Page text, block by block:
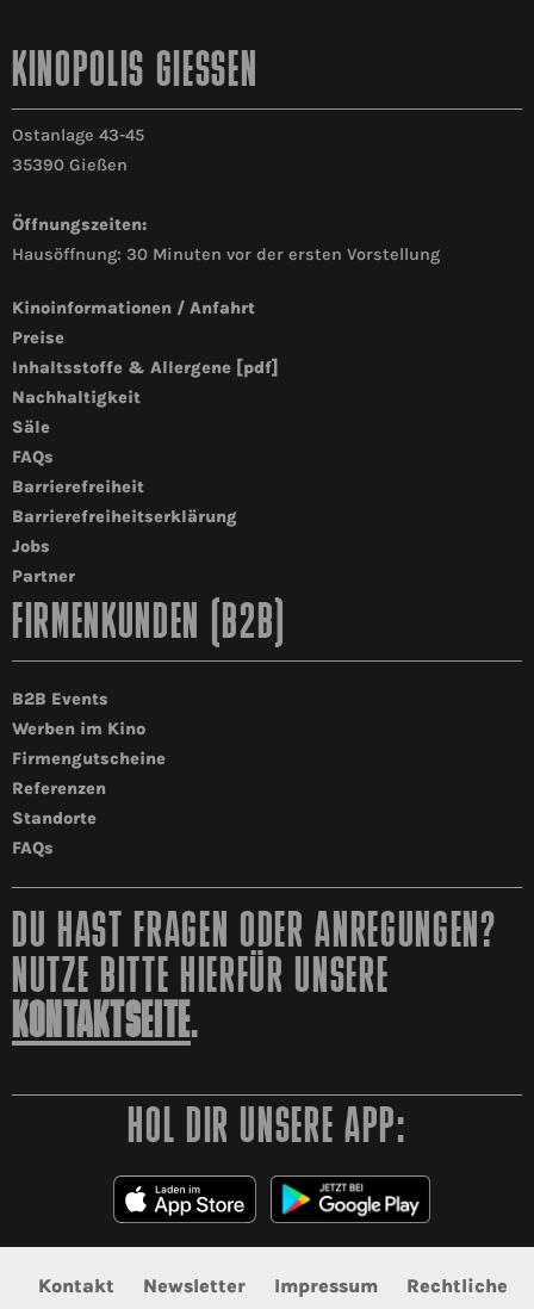
KINOPOLIS GIESSEN
Ostanlage 43-45
35390 Gießen
Öffnungszeiten:
Hausöffnung: 30 Minuten vor der ersten Vorstellung
Kinoinformationen / Anfahrt
Preise
Inhaltsstoffe & Allergene [pdf]
Nachhaltigkeit
Säle
FAQs
Barrierefreiheit
Barrierefreiheitserklärung
Jobs
Partner
FIRMENKUNDEN (B2B)
B2B Events
Werben im Kino
Firmengutscheine
Referenzen
Standorte
FAQs
DU HAST FRAGEN ODER ANREGUNGEN?
NUTZE BITTE HIERFÜR UNSERE
KONTAKTSEITE.
HOL DIR UNSERE APP:
Kontakt Newsletter Impressum
Rechtliche